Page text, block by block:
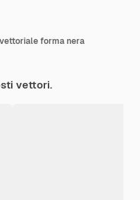
forma nera
vettori.